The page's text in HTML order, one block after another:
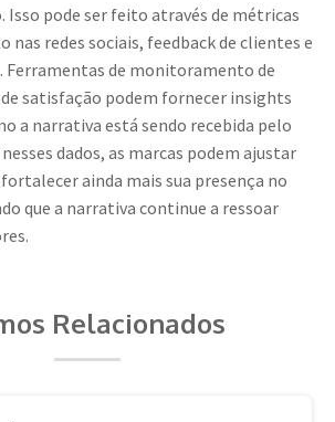
Isso pode ser feito através de métricas
nas redes sociais, feedback de clientes e
Ferramentas de monitoramento de
de satisfação podem fornecer insights
a narrativa está sendo recebida pelo
dados, as marcas podem ajustar
ainda mais sua presença no
que a narrativa continue a ressoar
Relacionados